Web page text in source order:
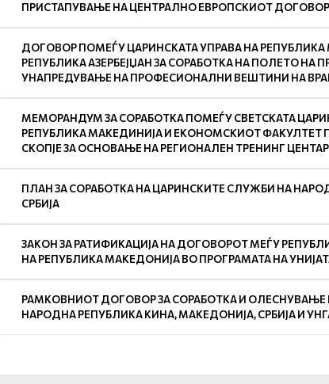
ПРИСТАПУВАЊЕ НА ЦЕНТРАЛНО ЕВРОПСКИОТ
ДОГОВОР ПОМЕЃУ ЦАРИНСКАТА УПРАВА НА
РЕПУБЛИКА АЗЕРБЕЈЏАН ЗА СОРАБОТКА НА ПОЛЕТО
УНАПРЕДУВАЊЕ НА ПРОФЕСИОНАЛНИ ВЕШТИНИ НА
МЕМОРАНДУМ ЗА СОРАБОТКА ПОМЕЃУ СВЕТСКАТА
РЕПУБЛИКА МАКЕДИНИЈА И ЕКОНОМСКИОТ ФАКУЛТЕТ
СКОПЈЕ ЗА ОСНОВАЊЕ НА РЕГИОНАЛЕН ТРЕНИНГ
ПЛАН ЗА СОРАБОТКА НА ЦАРИНСКИТЕ СЛУЖБИ НА
СРБИЈА
ЗАКОН ЗА РАТИФИКАЦИЈА НА ДОГОВОРОТ МЕЃУ
НА РЕПУБЛИКА МАКЕДОНИЈА ВО ПРОГРАМАТА НА
РАМКОВНИОТ ДОГОВОР ЗА СОРАБОТКА И
НАРОДНА РЕПУБЛИКА КИНА, МАКЕДОНИЈА, СРБИЈА И